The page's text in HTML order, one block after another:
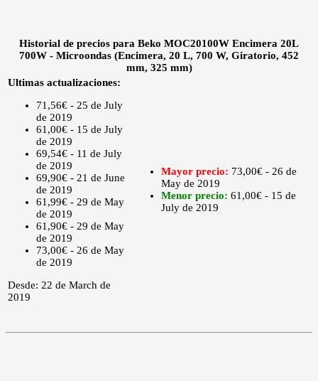
Historial de precios para Beko MOC20100W Encimera 20L
700W - Microondas (Encimera, 20 L, 700 W, Giratorio, 452
mm, 325 mm)
Ultimas actualizaciones:
71,56€ - 25 de July
de 2019
61,00€ - 15 de July
de 2019
69,54€ - 11 de July
de 2019
69,90€ - 21 de June
de 2019
61,99€ - 29 de May
de 2019
61,90€ - 29 de May
de 2019
73,00€ - 26 de May
de 2019
Desde: 22 de March de
2019
Mayor precio: 73,00€ - 26 de
May de 2019
Menor precio: 61,00€ - 15 de
July de 2019